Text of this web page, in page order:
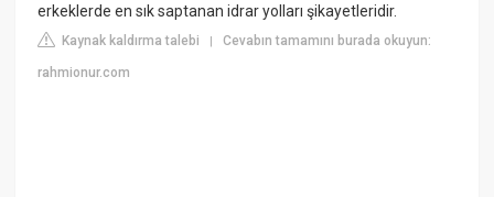
erkeklerde en sık saptanan idrar yolları şikayetleridir.
Kaynak kaldırma talebi |Cevabın tamamını burada okuyun:
rahmionur.com